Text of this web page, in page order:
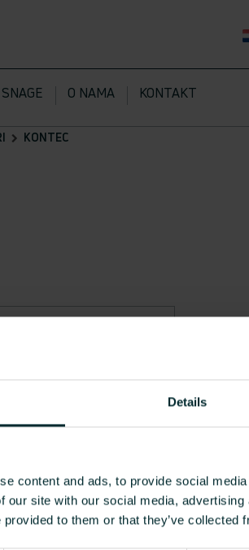
Details
content and ads, to provide social
our site with our social media,
provided to them or that they’ve
O NAMA KONTAKT
KONTEC